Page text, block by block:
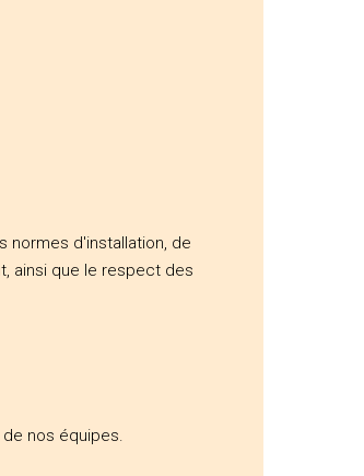
normes d'installation, de
ainsi que le respect des
nos équipes.